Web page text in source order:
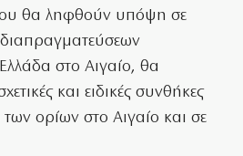
θα ληφθούν υπόψη σε
στο Αιγαίο, θα
και ειδικές συνθήκες
ορίων στο Αιγαίο και σε